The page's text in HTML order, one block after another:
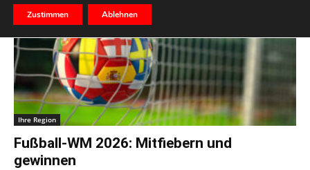
Ihre Region
Fußball-WM 2026: Mitfiebern und
gewinnen
Zustimmen Ablehnen